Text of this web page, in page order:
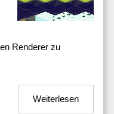
Renderer zu
Weiterlesen